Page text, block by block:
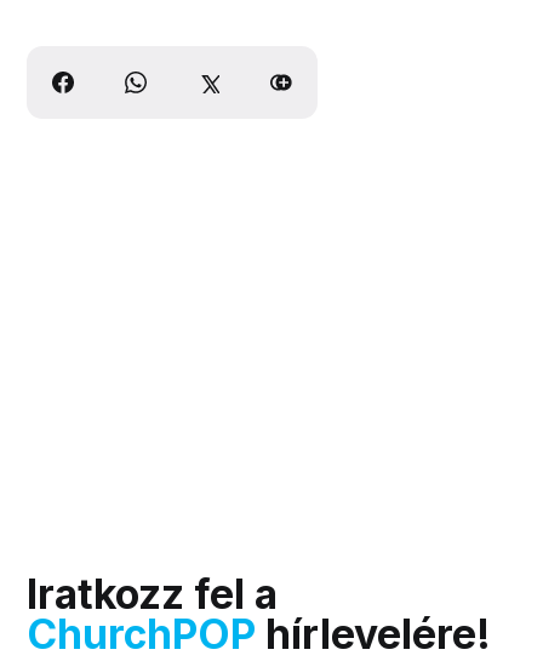
Iratkozz fel a
ChurchPOP hírlevelére!